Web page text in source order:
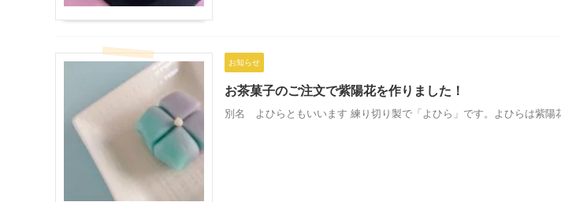
お知らせ
お茶菓子のご注文で紫陽花を作りました！
別名 よひらともいいます 練り切り製で「よひら」です。よひらは紫陽